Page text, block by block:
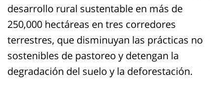
desarrollo rural sustentable en más de
250,000 hectáreas en tres corredores
terrestres, que disminuyan las prácticas no
sostenibles de pastoreo y detengan la
degradación del suelo y la deforestación.